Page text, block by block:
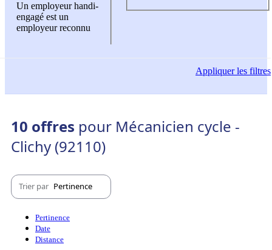
Un employeur handi-
engagé est un
employeur reconnu
Appliquerles filtres
10 offres pour Mécanicien cycle -
Clichy (92110)
Trier par Pertinence
Pertinence
Date
Distance